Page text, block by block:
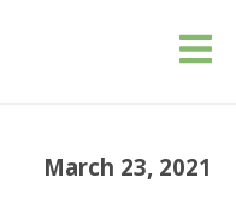
March 23, 2021